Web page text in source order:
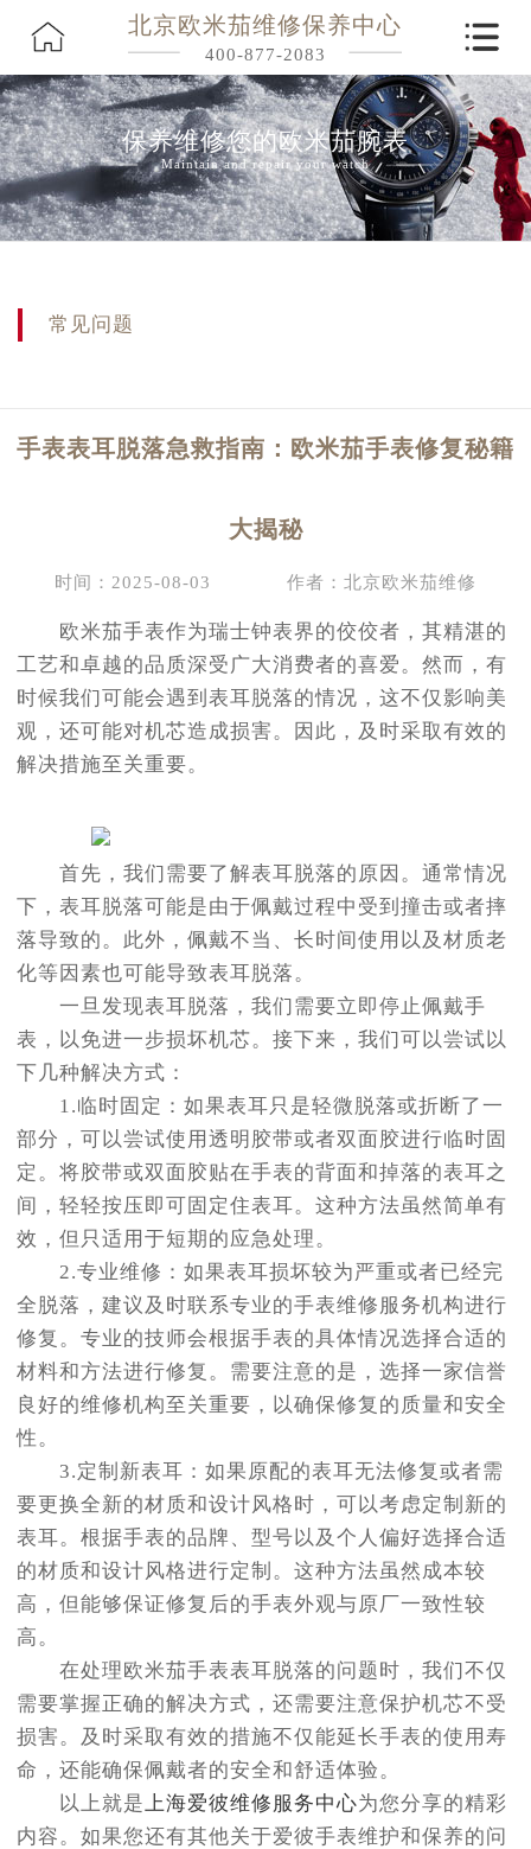
北京欧米茄维修保养中心
400-877-2083
保养维修您的欧米茄腕表
Maintain and repair your watch
常见问题
手表表耳脱落急救指南：欧米茄手表修复秘籍
大揭秘
时间：2025-08-03 作者：北京欧米茄维修
欧米茄手表作为瑞士钟表界的佼佼者，其精湛的
工艺和卓越的品质深受广大消费者的喜爱。然而，有
时候我们可能会遇到表耳脱落的情况，这不仅影响美
观，还可能对机芯造成损害。因此，及时采取有效的
解决措施至关重要。
首先，我们需要了解表耳脱落的原因。通常情况
下，表耳脱落可能是由于佩戴过程中受到撞击或者摔
落导致的。此外，佩戴不当、长时间使用以及材质老
化等因素也可能导致表耳脱落。
一旦发现表耳脱落，我们需要立即停止佩戴手
表，以免进一步损坏机芯。接下来，我们可以尝试以
下几种解决方式：
1.临时固定：如果表耳只是轻微脱落或折断了一
部分，可以尝试使用透明胶带或者双面胶进行临时固
定。将胶带或双面胶贴在手表的背面和掉落的表耳之
间，轻轻按压即可固定住表耳。这种方法虽然简单有
效，但只适用于短期的应急处理。
2.专业维修：如果表耳损坏较为严重或者已经完
全脱落，建议及时联系专业的手表维修服务机构进行
修复。专业的技师会根据手表的具体情况选择合适的
材料和方法进行修复。需要注意的是，选择一家信誉
良好的维修机构至关重要，以确保修复的质量和安全
性。
3.定制新表耳：如果原配的表耳无法修复或者需
要更换全新的材质和设计风格时，可以考虑定制新的
表耳。根据手表的品牌、型号以及个人偏好选择合适
的材质和设计风格进行定制。这种方法虽然成本较
高，但能够保证修复后的手表外观与原厂一致性较
高。
在处理欧米茄手表表耳脱落的问题时，我们不仅
需要掌握正确的解决方式，还需要注意保护机芯不受
损害。及时采取有效的措施不仅能延长手表的使用寿
命，还能确保佩戴者的安全和舒适体验。
以上就是 上海爱彼维修服务中心为您分享的精彩
内容。如果您还有其他关于爱彼手表维护和保养的问